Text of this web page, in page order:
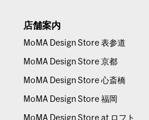
店舗案内
MoMA Design Store 表参道
MoMA Design Store 京都
MoMA Design Store 心斎橋
MoMA Design Store 福岡
MoMA Design Store at ロフト